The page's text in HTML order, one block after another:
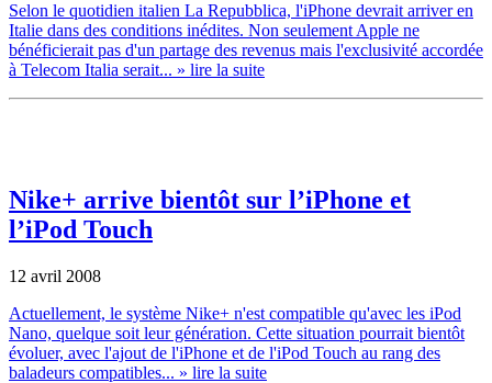
Selon le quotidien italien La Repubblica, l'iPhone devrait arriver en
Italie dans des conditions inédites. Non seulement Apple ne
bénéficierait pas d'un partage des revenus mais l'exclusivité accordée
à Telecom Italia serait... » lire la suite
Nike+ arrive bientôt sur l’iPhone et
l’iPod Touch
12 avril 2008
Actuellement, le système Nike+ n'est compatible qu'avec les iPod
Nano, quelque soit leur génération. Cette situation pourrait bientôt
évoluer, avec l'ajout de l'iPhone et de l'iPod Touch au rang des
baladeurs compatibles... » lire la suite